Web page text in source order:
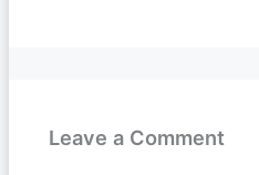
Leave a Comment